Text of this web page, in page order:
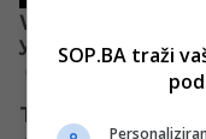
SOP.BA traži